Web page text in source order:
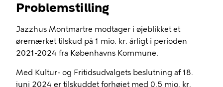
Problemstilling
Jazzhus Montmartre modtager i øjeblikket et
øremærket tilskud på 1 mio. kr. årligt i perioden
2021-2024 fra Københavns Kommune.
Med Kultur- og Fritidsudvalgets beslutning af 18.
juni 2024 er tilskuddet forhøjet med 0,5 mio. kr.